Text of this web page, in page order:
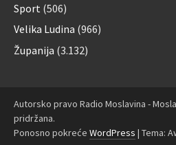
Sport (506)
Velika Ludina (966)
Županija (3.132)
Autorsko pravo Radio Moslavina -
pridržana.
Ponosno pokreće WordPress | Tema: